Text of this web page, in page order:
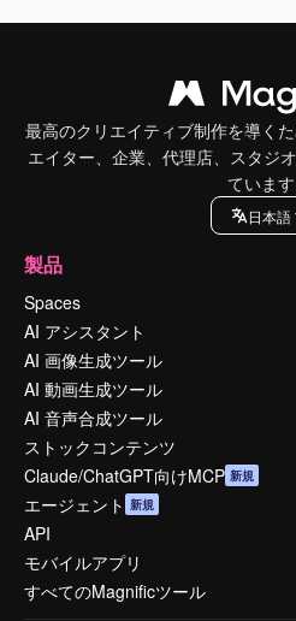
最高のクリエイティブ制作を導く
エイター、企業、代理店、スタジ
ています
日本語
製品
Spaces
AI アシスタント
AI 画像生成ツール
AI 動画生成ツール
AI 音声合成ツール
ストックコンテンツ
Claude/ChatGPT向けMCP 新規
エージェント 新規
API
モバイルアプリ
すべてのMagnificツール